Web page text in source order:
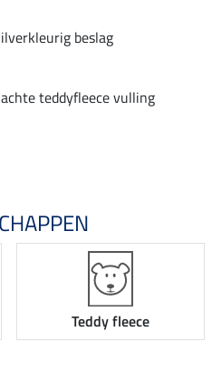
beslag
teddyfleece vulling
Teddy fleece